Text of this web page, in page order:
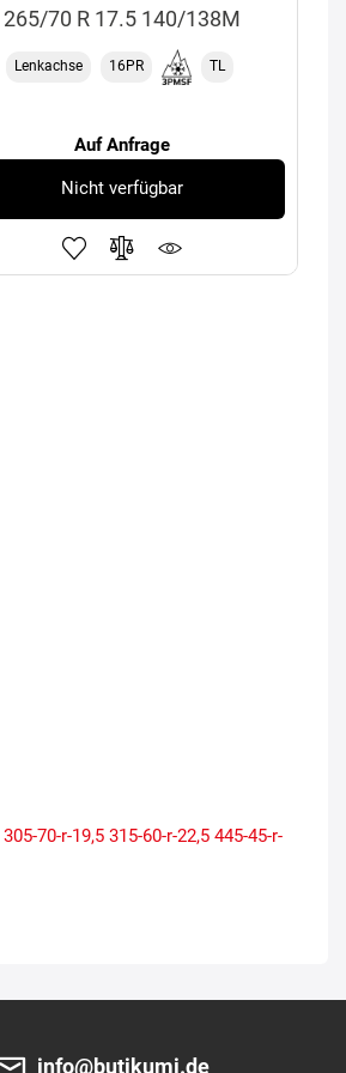
265/70 R 17.5 140/138M
Lenkachse 16PR TL
Auf Anfrage
Nicht verfügbar
305-70-r-19,5 315-60-r-22,5 445-45-r-
info@butikumi.de